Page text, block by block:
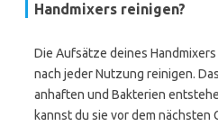
Handmixers reinigen?
Die Aufsätze deines
nach jeder Nutzung reinigen.
anhaften und Bakterien
kannst du sie vor dem nächsten